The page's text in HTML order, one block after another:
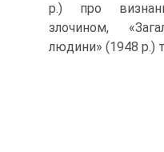
р.) про
злочином,
людини» (1948 р.)